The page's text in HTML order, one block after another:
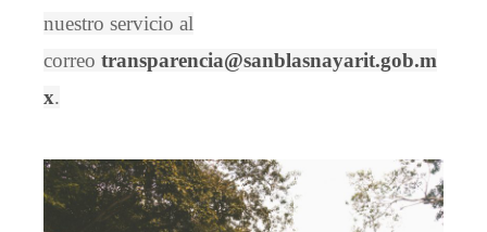
nuestro servicio al
correo transparencia@sanblasnayarit.gob.m
x.